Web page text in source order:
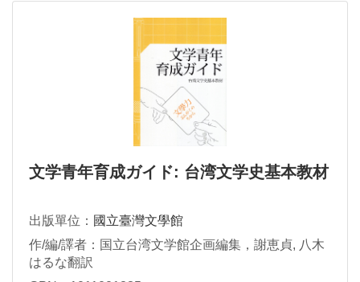
文学青年育成ガイド: 台湾文学史基本教材
出版單位： 國立臺灣文學館
作/編/譯者：国立台湾文学館企画編集，謝恵貞, 八木
はるな翻訳